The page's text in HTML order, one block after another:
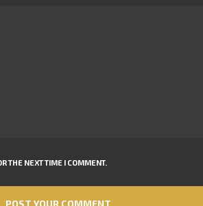
THE NEXT TIME I COMMENT.